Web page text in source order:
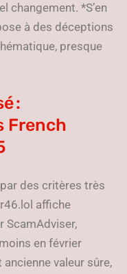
changement. *S’en
à des déceptions
presque
:
French
des critères très
affiche
ScamAdviser,
en février
valeur sûre,